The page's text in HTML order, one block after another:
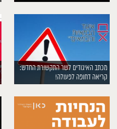
מכתב האיגודים לשר התקשורת החדש:
קריאה דחופה לפעולה!